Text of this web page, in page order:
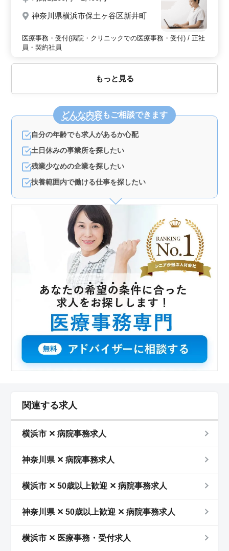
神奈川県横浜市保土ヶ谷区新井町
医療事務・受付(病院・クリニックでの医療事務・受付) / 正社
員・契約社員
もっと見る
どんな内容もご相談できます
自分の年齢でも求人があるか心配
土日休みの事業所を探したい
残業少なめの企業を探したい
扶養範囲内で働ける仕事を探したい
関連する求人
横浜市 ✕ 病院事務求人
神奈川県 ✕ 病院事務求人
横浜市 ✕ 50歳以上歓迎 ✕ 病院事務求人
神奈川県 ✕ 50歳以上歓迎 ✕ 病院事務求人
横浜市 ✕ 医療事務・受付求人